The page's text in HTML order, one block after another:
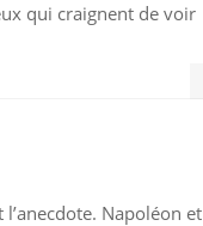
qui craignent de voir
Napoléon et